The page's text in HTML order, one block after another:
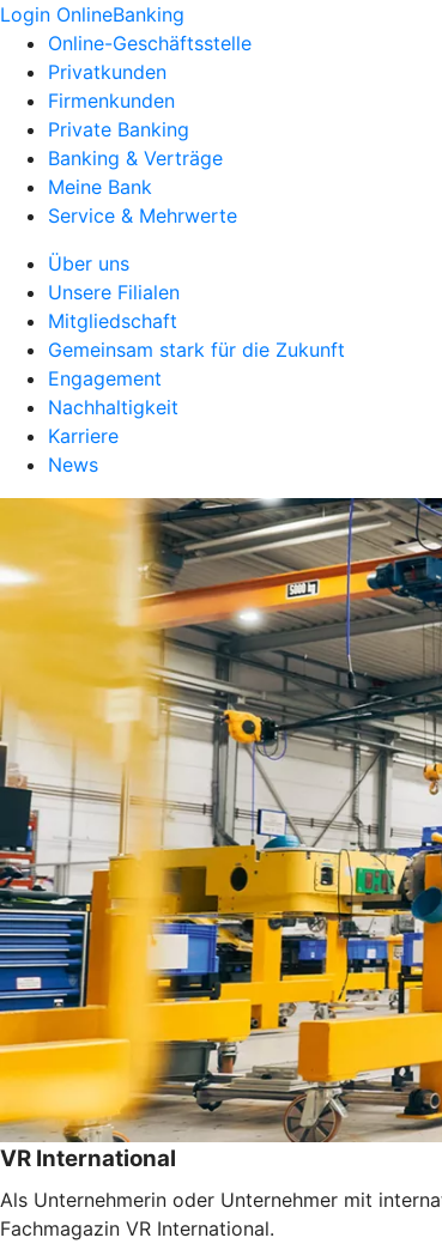
Login OnlineBanking
Online-Geschäftsstelle
Privatkunden
Firmenkunden
Private Banking
Banking & Verträge
Meine Bank
Service & Mehrwerte
Über uns
Unsere Filialen
Mitgliedschaft
Gemeinsam stark für die Zukunft
Engagement
Nachhaltigkeit
Karriere
News
VR International
Als Unternehmerin oder Unternehmer mit
Fachmagazin VR International.